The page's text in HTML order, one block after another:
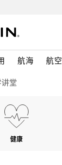
航海 航空
堂
健康